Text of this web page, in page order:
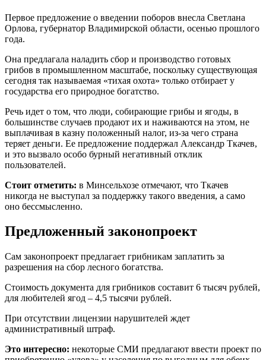
Первое предложение о введении поборов внесла Светлана
Орлова, губернатор Владимирской области, осенью прошлого
года.
Она предлагала наладить сбор и производство готовых
грибов в промышленном масштабе, поскольку существующая
сегодня так называемая «тихая охота» только отбирает у
государства его природное богатство.
Речь идет о том, что люди, собирающие грибы и ягоды, в
большинстве случаев продают их и наживаются на этом, не
выплачивая в казну положенный налог, из-за чего страна
теряет деньги. Ее предложение поддержал Александр Ткачев,
и это вызвало особо бурный негативный отклик
пользователей.
Стоит отметить: в Минсельхозе отмечают, что Ткачев
никогда не выступал за поддержку такого введения, а само
оно бессмысленно.
Предложенный законопроект
Сам законопроект предлагает грибникам заплатить за
разрешения на сбор лесного богатства.
Стоимость документа для грибников составит 6 тысяч рублей,
для любителей ягод – 4,5 тысячи рублей.
При отсутствии лицензии нарушителей ждет
административный штраф.
Это интересно: некоторые СМИ предлагают ввести проект по